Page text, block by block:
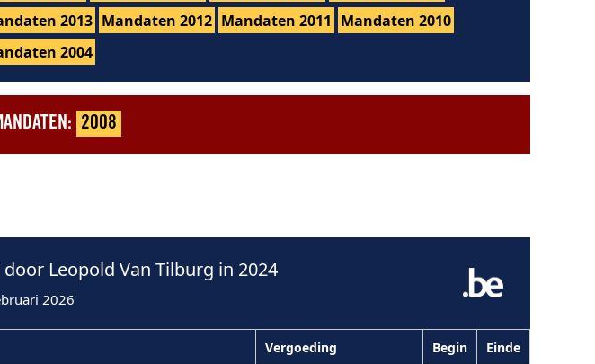
2013 Mandaten 2012 Mandaten 2011 Mandaten 2010
2004
2008
Leopold Van Tilburg in 2024
2026
Vergoeding Begin Einde